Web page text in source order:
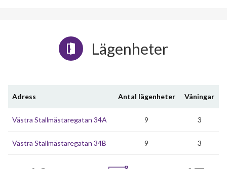
Lägenheter
Adress Antal lägenheter Våningar
Västra Stallmästaregatan 34A 9 3
Västra Stallmästaregatan 34B 9 3